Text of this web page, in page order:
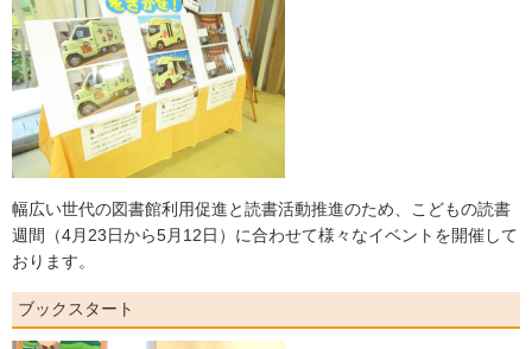
幅広い世代の図書館利用促進と読書活動推進のため、こどもの読書
週間（4月23日から5月12日）に合わせて様々なイベントを開催して
おります。
ブックスタート